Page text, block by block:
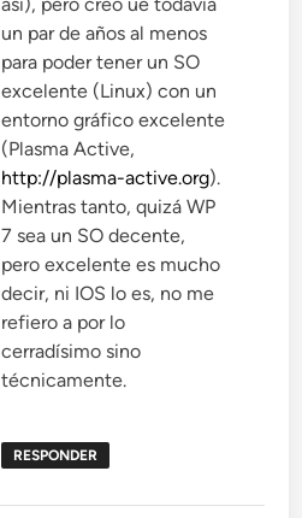
así), pero creo ue todavía
un par de años al menos
para poder tener un SO
excelente (Linux) con un
entorno gráfico excelente
(Plasma Active,
http://plasma-active.org).
Mientras tanto, quizá WP
7 sea un SO decente,
pero excelente es mucho
decir, ni IOS lo es, no me
refiero a por lo
cerradísimo sino
técnicamente.
RESPONDER